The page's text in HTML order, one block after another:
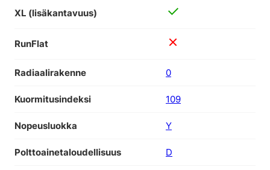
XL (lisäkantavuus)
RunFlat
Radiaalirakenne 0
Kuormitusindeksi 109
Nopeusluokka Y
Polttoainetaloudellisuus D